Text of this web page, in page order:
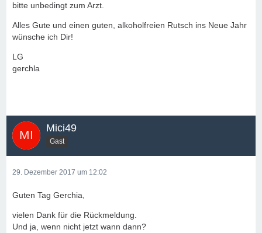
bitte unbedingt zum Arzt.
Alles Gute und einen guten, alkoholfreien Rutsch ins Neue Jahr
wünsche ich Dir!
LG
gerchla
Mici49
Gast
29. Dezember 2017 um 12:02
Guten Tag Gerchia,
vielen Dank für die Rückmeldung.
Und ja, wenn nicht jetzt wann dann?